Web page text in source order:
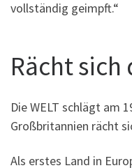
vollständig geimpft.“
Rächt sich
Die WELT schlägt am
Großbritannien rächt
Als erstes Land in